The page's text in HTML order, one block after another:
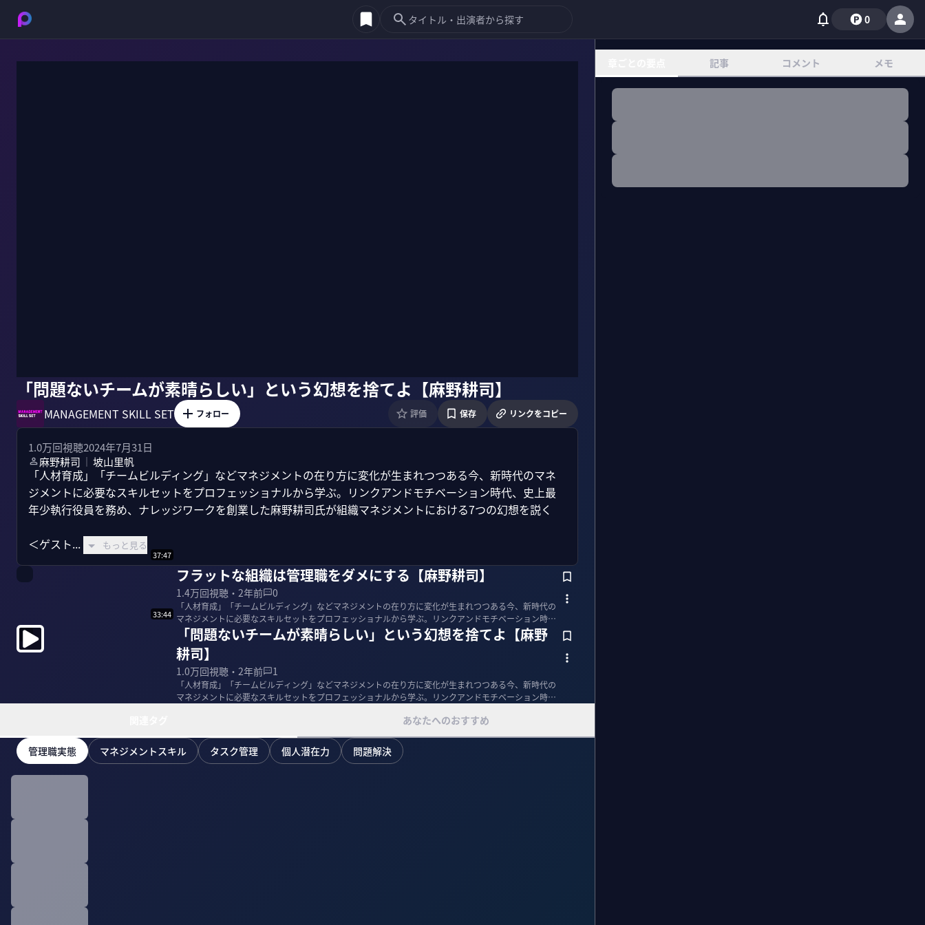
0
「問題ないチームが素晴らしい」という幻想を捨てよ【麻野耕司】
MANAGEMENT SKILL SET フォロー 評価 保存 リンクをコピー
1.0万回視聴2024年7月31日
麻野耕司 ｜ 坡山里帆
「人材育成」「チームビルディング」などマネジメントの在り方に変化が生まれつつある今、新時代のマネ
ジメントに必要なスキルセットをプロフェッショナルから学ぶ。リンクアンドモチベーション時代、史上最
年少執行役員を務め、ナレッジワークを創業した麻野耕司氏が組織マネジメントにおける7つの幻想を説く
＜ゲスト... もっと見る
37:47
フラットな組織は管理職をダメにする【麻野耕司】
1.4万回視聴・ 2年前 0
「人材育成」「チームビルディング」などマネジメントの在り方に変化が生まれつつある今、新時代の
マネジメントに必要なスキルセットをプロフェッショナルから学ぶ。リンクアンドモチベーション時
代、史上最年少執行...
33:44
「問題ないチームが素晴らしい」という幻想を捨てよ【麻野
耕司】
1.0万回視聴・ 2年前 1
「人材育成」「チームビルディング」などマネジメントの在り方に変化が生まれつつある今、新時代の
マネジメントに必要なスキルセットをプロフェッショナルから学ぶ。リンクアンドモチベーション時
あなたへのおすすめ
管理職実態 マネジメントスキル タスク管理 個人潜在力 問題解決
記事 コメント メモ